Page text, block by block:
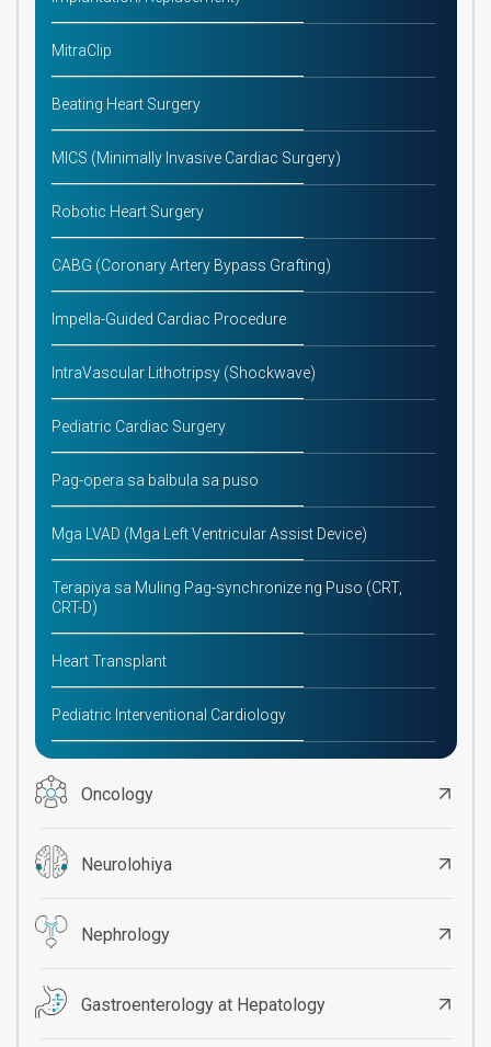
MitraClip
Beating Heart Surgery
MICS (Minimally Invasive Cardiac Surgery)
Robotic Heart Surgery
CABG (Coronary Artery Bypass Grafting)
Impella-Guided Cardiac Procedure
IntraVascular Lithotripsy (Shockwave)
Pediatric Cardiac Surgery
Pag-opera sa balbula sa puso
Mga LVAD (Mga Left Ventricular Assist Device)
Terapiya sa Muling Pag-synchronize ng Puso (CRT,
CRT-D)
Heart Transplant
Pediatric Interventional Cardiology
Oncology
Neurolohiya
Nephrology
Gastroenterology at Hepatology